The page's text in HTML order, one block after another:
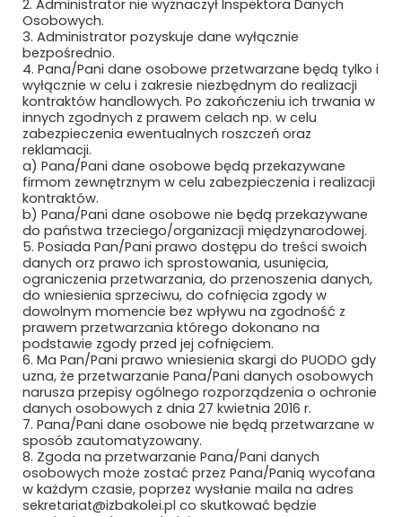
Newsletter
Subskrybuj, aby być na bieżąco
Bezpieczne płatności
2. Administrator nie wyznaczył Inspektora Danych
Osobowych.
3. Administrator pozyskuje dane wyłącznie
bezpośrednio.
4. Pana/Pani dane osobowe przetwarzane będą tylko i
wyłącznie w celu i zakresie niezbędnym do realizacji
kontraktów handlowych. Po zakończeniu ich trwania w
innych zgodnych z prawem celach np. w celu
zabezpieczenia ewentualnych roszczeń oraz
reklamacji.
a) Pana/Pani dane osobowe będą przekazywane
firmom zewnętrznym w celu zabezpieczenia i realizacji
kontraktów.
b) Pana/Pani dane osobowe nie będą przekazywane
do państwa trzeciego/organizacji międzynarodowej.
5. Posiada Pan/Pani prawo dostępu do treści swoich
danych orz prawo ich sprostowania, usunięcia,
ograniczenia przetwarzania, do przenoszenia danych,
do wniesienia sprzeciwu, do cofnięcia zgody w
dowolnym momencie bez wpływu na zgodność z
prawem przetwarzania którego dokonano na
podstawie zgody przed jej cofnięciem.
6. Ma Pan/Pani prawo wniesienia skargi do PUODO gdy
uzna, że przetwarzanie Pana/Pani danych osobowych
narusza przepisy ogólnego rozporządzenia o ochronie
danych osobowych z dnia 27 kwietnia 2016 r.
7. Pana/Pani dane osobowe nie będą przetwarzane w
sposób zautomatyzowany.
8. Zgoda na przetwarzanie Pana/Pani danych
osobowych może zostać przez Pana/Panią wycofana
w każdym czasie, poprzez wysłanie maila na adres
sekretariat@izbakolei.pl co skutkować będzie